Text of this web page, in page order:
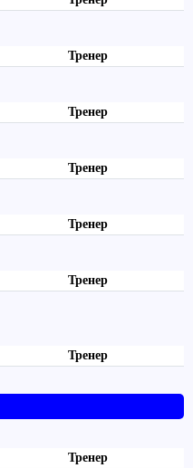
Тренер
Тренер
Тренер
Тренер
Тренер
Тренер
Тренер